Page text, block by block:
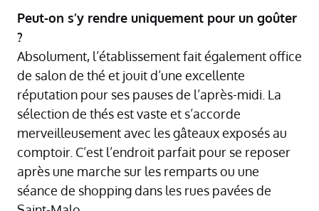
Peut-on s’y rendre uniquement pour un goûter
?
Absolument, l’établissement fait également office
de salon de thé et jouit d’une excellente
réputation pour ses pauses de l’après-midi. La
sélection de thés est vaste et s’accorde
merveilleusement avec les gâteaux exposés au
comptoir. C’est l’endroit parfait pour se reposer
après une marche sur les remparts ou une
séance de shopping dans les rues pavées de